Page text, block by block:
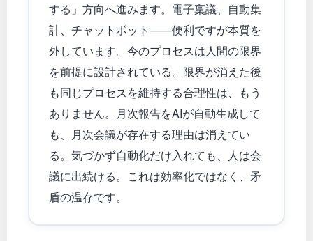
する」方向へ進みます。電子稟議、自動集
計、チャットボット——便利ですが本質を
外しています。今のプロセスは人間の限界
を前提に設計されている。限界が消えた後
も同じプロセスを維持する合理性は、もう
ありません。月次報告をAIが自動生成して
も、月次会議が存在する理由は消えてい
る。気づかず自動化だけ入れても、人は会
議に出続ける。これは効率化ではなく、矛
盾の温存です。